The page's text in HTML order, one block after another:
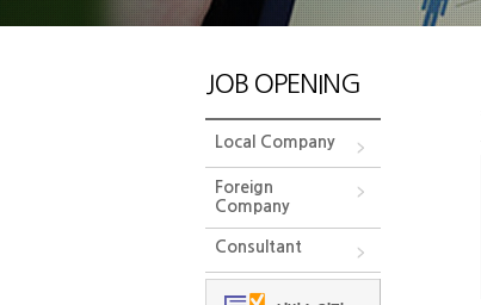
JOB OPENING
Local Company
Foreign
Company
Consultant